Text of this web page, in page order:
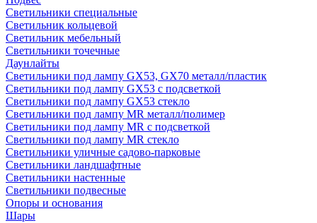
Светильники специальные
Светильник кольцевой
Светильник мебельный
Светильники точечные
Даунлайты
Светильники под лампу GX53, GX70 металл/пластик
Светильники под лампу GX53 с подсветкой
Светильники под лампу GX53 стекло
Светильники под лампу MR металл/полимер
Светильники под лампу MR с подсветкой
Светильники под лампу MR стекло
Светильники уличные садово-парковые
Светильники ландшафтные
Светильники настенные
Светильники подвесные
Опоры и основания
Шары